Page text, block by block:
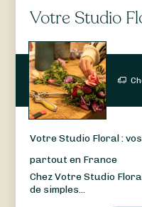
Votre Studio
Votre Studio Floral :
partout en France
Chez Votre Studio
de simples...